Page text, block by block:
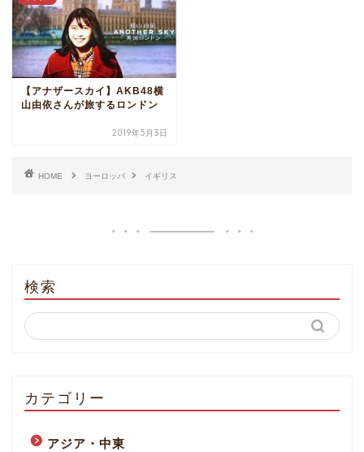
【アナザースカイ】AKB48横
山由依さんが旅するロンドン
2019年5月3日
HOME ヨーロッパ イギリス
検索
カテゴリー
アジア・中東